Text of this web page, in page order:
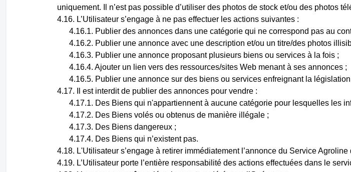
uniquement. Il n’est pas possible d’utiliser des photos de stock et/ou des photos
L’Utilisateur s’engage à ne pas effectuer les actions suivantes :
Publier des annonces dans une catégorie qui ne correspond pas au
Publier une annonce avec une description et/ou un titre/des photos
Publier une annonce proposant plusieurs biens ou services à la fois ;
Ajouter un lien vers des ressources/sites Web menant à ses annonces ;
Publier une annonce sur des biens ou services enfreignant la
Il est interdit de publier des annonces pour vendre :
Des Biens qui n'appartiennent à aucune catégorie pour lesquelles les
Des Biens volés ou obtenus de manière illégale ;
Des Biens dangereux ;
Des Biens qui n’existent pas.
L'Utilisateur s’engage à retirer immédiatement l’annonce du Service
L’Utilisateur porte l’entière responsabilité des actions effectuées dans le